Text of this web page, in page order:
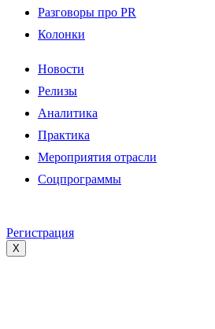
Разговоры про PR
Колонки
Новости
Релизы
Аналитика
Практика
Мероприятия отрасли
Соцпрограммы
Регистрация
X